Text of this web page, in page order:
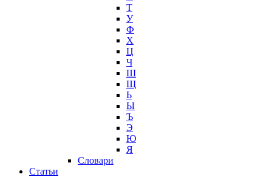
Т
У
Ф
Х
Ц
Ч
Ш
Щ
Ь
Ы
Ъ
Э
Ю
Я
Cловари
Статьи